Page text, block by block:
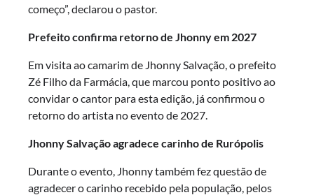
começo”, declarou o pastor.
Prefeito confirma retorno de Jhonny em 2027
Em visita ao camarim de Jhonny Salvação, o prefeito
Zé Filho da Farmácia, que marcou ponto positivo ao
convidar o cantor para esta edição, já confirmou o
retorno do artista no evento de 2027.
Jhonny Salvação agradece carinho de Rurópolis
Durante o evento, Jhonny também fez questão de
agradecer o carinho recebido pela população, pelos